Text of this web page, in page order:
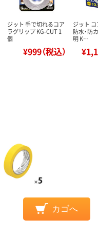
ジット 手で切れるコア
ラグリップ KG-CUT 1
個
¥999（税込）
ジット
防水・防
明 K…
カゴへ